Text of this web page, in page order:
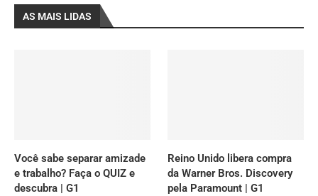
AS MAIS LIDAS
Você sabe separar amizade
e trabalho? Faça o QUIZ e
descubra | G1
Reino Unido libera compra
da Warner Bros. Discovery
pela Paramount | G1